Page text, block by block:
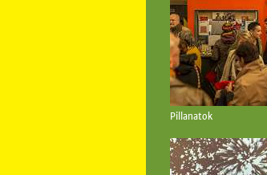
Pillanatok